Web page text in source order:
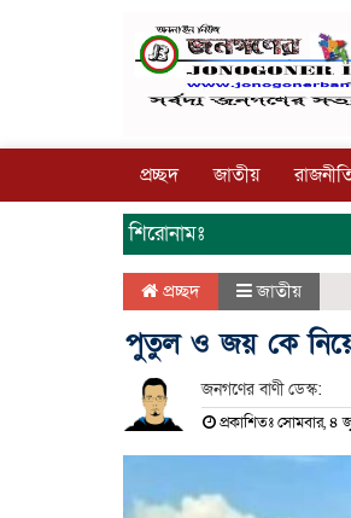
প্রচ্ছদ জাতীয়
শিরোনামঃ
প্রচ্ছদ জাতীয়
পুতুল ও জয় কে নিয়ে
জনগণের বাণী ডেস্ক:
প্রকাশিতঃ সোমবার, ৪